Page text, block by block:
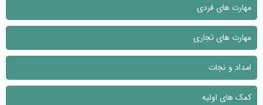
مهارت های فردی
مهارت های تجاری
امداد و نجات
کمک های اولیه